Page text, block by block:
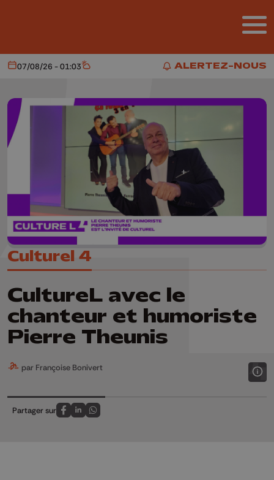
ALERTEZ-NOUS
ALERTEZ-NOUS
Aujourd'hui
07/08/26 - 01:03 Météo
Culturel 4
CultureL avec le
chanteur et humoriste
Pierre Theunis
par Françoise Bonivert
Partager sur
Partagez sur FaceBook
Partagez sur LinkedIn
Partagez sur Whatsapp